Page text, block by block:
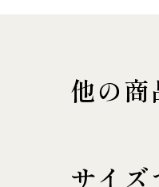
他の商
サイズ